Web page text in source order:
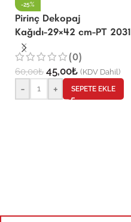
-25%
Pirinç Dekopaj
Kağıdı-29×42 cm-PT 2031
(0)
60,00₺ 45,00₺ (KDV Dahil)
- + SEPETE EKLE